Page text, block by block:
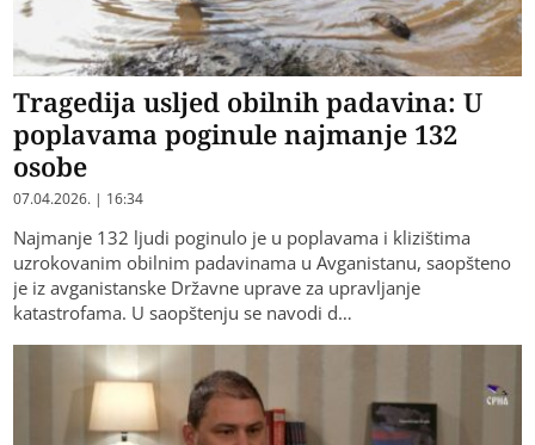
Tragedija usljed obilnih padavina: U
poplavama poginule najmanje 132
osobe
07.04.2026. | 16:34
Najmanje 132 ljudi poginulo je u poplavama i klizištima
uzrokovanim obilnim padavinama u Avganistanu, saopšteno
je iz avganistanske Državne uprave za upravljanje
katastrofama. U saopštenju se navodi d…